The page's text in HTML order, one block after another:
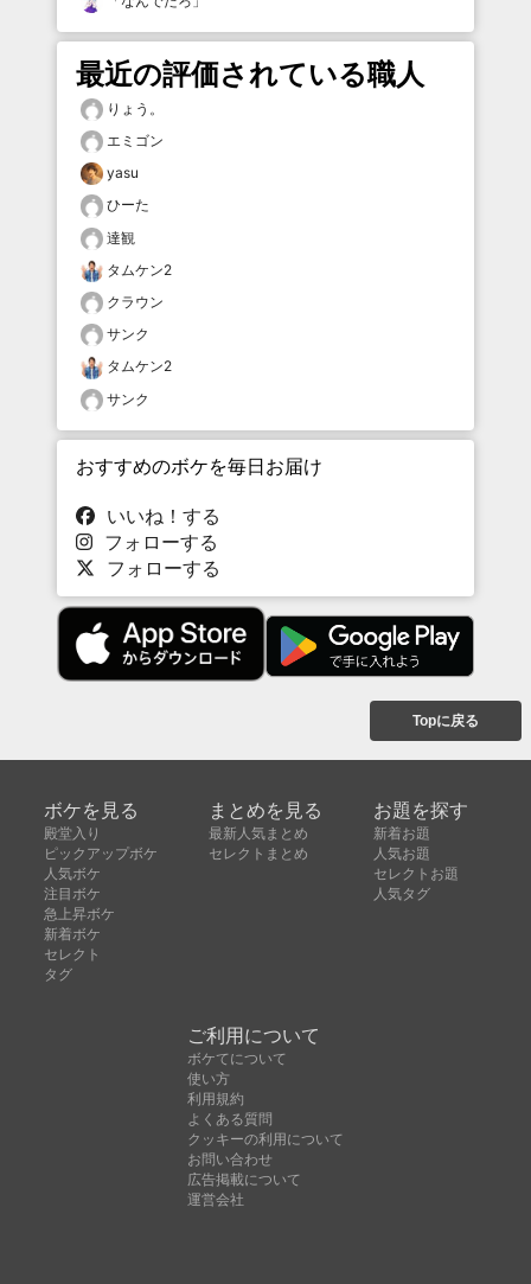
最近の評価されている職人
りょう。
エミゴン
yasu
ひーた
達観
タムケン2
クラウン
サンク
タムケン2
サンク
おすすめのボケを毎日お届け
いいね！する
フォローする
フォローする
Topに戻る
ボケを見る
殿堂入り
ピックアップボケ
人気ボケ
注目ボケ
急上昇ボケ
新着ボケ
セレクト
タグ
まとめを見る
最新人気まとめ
セレクトまとめ
お題を探す
新着お題
人気お題
セレクトお題
人気タグ
ご利用について
ボケてについて
使い方
利用規約
よくある質問
クッキーの利用について
お問い合わせ
広告掲載について
運営会社